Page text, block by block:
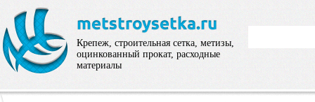
Крепеж, строительная сетка, метизы,
оцинкованный прокат, расходные
материалы